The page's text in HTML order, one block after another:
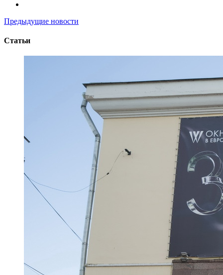
Предыдущие новости
Статьи